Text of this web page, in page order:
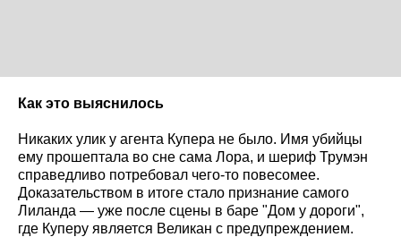
Как это выяснилось
Никаких улик у агента Купера не было. Имя убийцы
ему прошептала во сне сама Лора, и шериф Трумэн
справедливо потребовал чего-то повесомее.
Доказательством в итоге стало признание самого
Лиланда — уже после сцены в баре "Дом у дороги",
где Куперу является Великан с предупреждением.